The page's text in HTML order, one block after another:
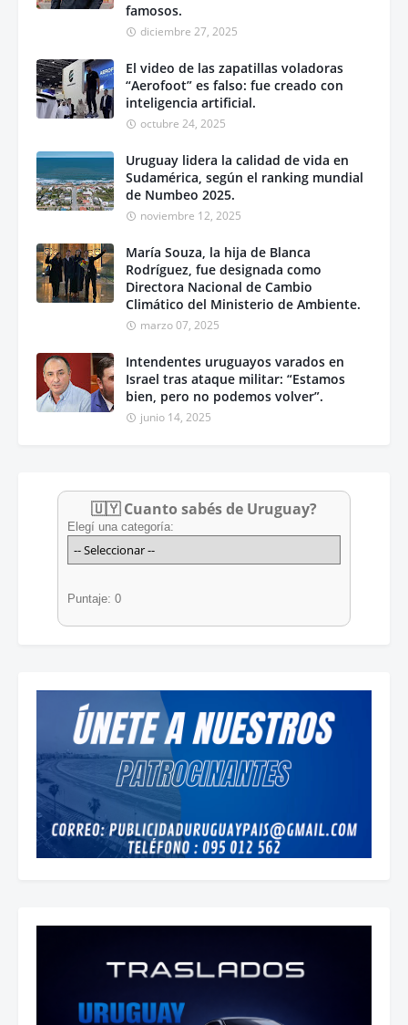
famosos.
diciembre 27, 2025
El video de las zapatillas voladoras
“Aerofoot” es falso: fue creado con
inteligencia artificial.
octubre 24, 2025
Uruguay lidera la calidad de vida en
Sudamérica, según el ranking mundial
de Numbeo 2025.
noviembre 12, 2025
María Souza, la hija de Blanca
Rodríguez, fue designada como
Directora Nacional de Cambio
Climático del Ministerio de Ambiente.
marzo 07, 2025
Intendentes uruguayos varados en
Israel tras ataque militar: “Estamos
bien, pero no podemos volver”.
junio 14, 2025
🇺🇾 Cuanto sabés de Uruguay?
Elegí una categoría:
Puntaje: 0